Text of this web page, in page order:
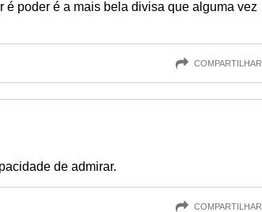
é poder é a mais bela divisa que alguma vez
COMPARTILHAR
de admirar.
COMPARTILHAR